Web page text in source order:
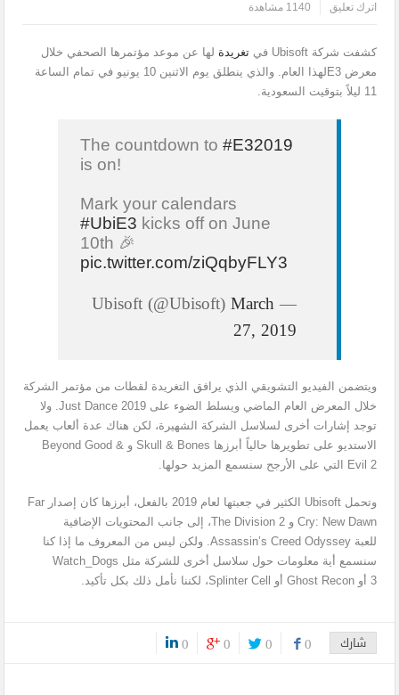
اترك تعليق
1140 مشاهدة
كشفت شركة Ubisoft في تغريدة لها عن موعد مؤتمرها الصحفي خلال
معرض E3لهذا العام. والذي ينطلق يوم الاثنين 10 يونيو في تمام الساعة
11 ليلاً بتوقيت السعودية.
The countdown to#E32019
is on!
Mark your calendars
#UbiE3 kicks off on June
10th 🎉
pic.twitter.com/ziQqbyFLY3
— Ubisoft (@Ubisoft)
March
27, 2019
ويتضمن الفيديو التشويقي الذي يرافق التغريدة لقطات من مؤتمر الشركة
خلال المعرض العام الماضي ويسلط الضوء على Just Dance 2019. ولا
توجد إشارات أخرى لسلاسل الشركة الشهيرة، لكن هناك عدة ألعاب يعمل
الاستديو على تطويرها حالياً أبرزها Skull & Bones و Beyond Good &
Evil 2 التي على الأرجح سنسمع المزيد حولها.
وتحمل Ubisoft الكثير في جعبتها لعام 2019 بالفعل، أبرزها كان إصدار Far
Cry: New Dawn و The Division 2، إلى جانب المحتويات الإضافية
للعبة Assassin’s Creed Odyssey. ولكن ليس من المعروف ما إذا كنا
سنسمع أية معلومات حول سلاسل أخرى للشركة مثل Watch_Dogs
3 أو Ghost Recon أو Splinter Cell، لكننا نأمل ذلك بكل تأكيد.
شارك 0
0
0
0